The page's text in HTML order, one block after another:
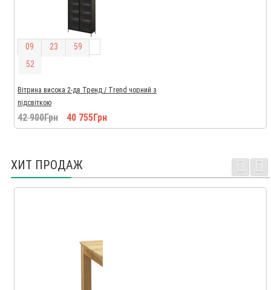
09 23 59
51
Вітрина висока 2-дв Тренд / Trend чорний з
підсвіткою
42 900Грн 40 755Грн
ХИТ ПРОДАЖ